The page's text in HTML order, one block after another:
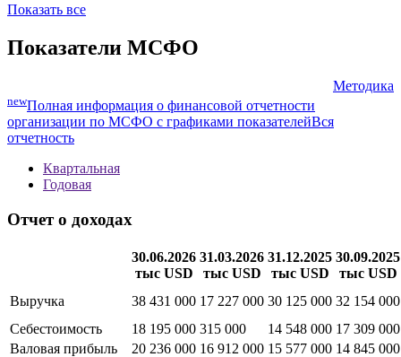
Показать все
Показатели МСФО
Методика
newПолная информация о финансовой отчетности
организации по МСФО с графиками показателейВся
отчетность
Квартальная
Годовая
Отчет о доходах
30.06.2026
тыс USD
31.03.2026
тыс USD
31.12.2025
тыс USD
30.09.2025
тыс USD
Выручка
38 431 000 17 227 000 30 125 000 32 154 000
Себестоимость
18 195 000 315 000 14 548 000 17 309 000
Валовая прибыль
20 236 000 16 912 000 15 577 000 14 845 000